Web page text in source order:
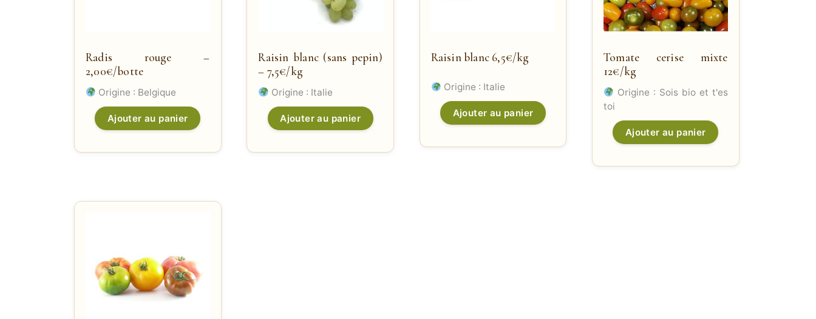
Radis rouge –
2,00€/botte
Origine : Belgique
Ajouter au panier
Raisin blanc (sans pepin)
– 7,5€/kg
Origine : Italie
Ajouter au panier
Raisin blanc 6,5€/kg
Origine : Italie
Ajouter au panier
Tomate cerise mixte
12€/kg
Origine : Sois bio et t'es
toi
Ajouter au panier